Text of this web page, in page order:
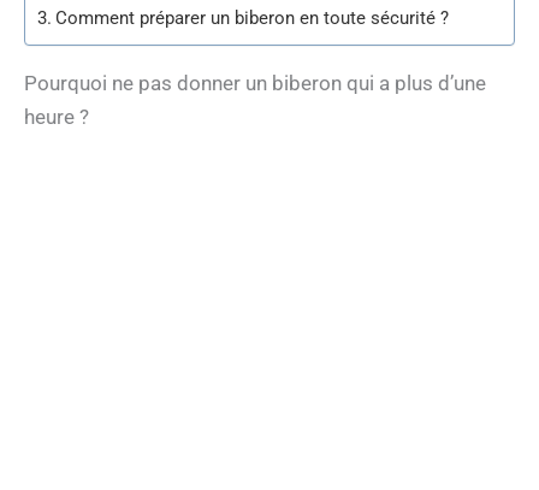
Comment préparer un biberon en toute sécurité ?
Pourquoi ne pas donner un biberon qui a plus d’une
heure ?